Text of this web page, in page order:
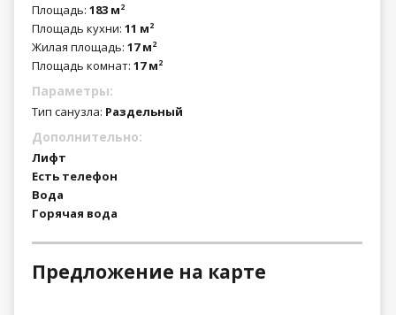
Площадь: 183 м2
Площадь кухни: 11 м2
Жилая площадь: 17 м2
Площадь комнат: 17 м2
Параметры:
Тип санузла: Раздельный
Дополнительно:
Лифт
Есть телефон
Вода
Горячая вода
Предложение на карте